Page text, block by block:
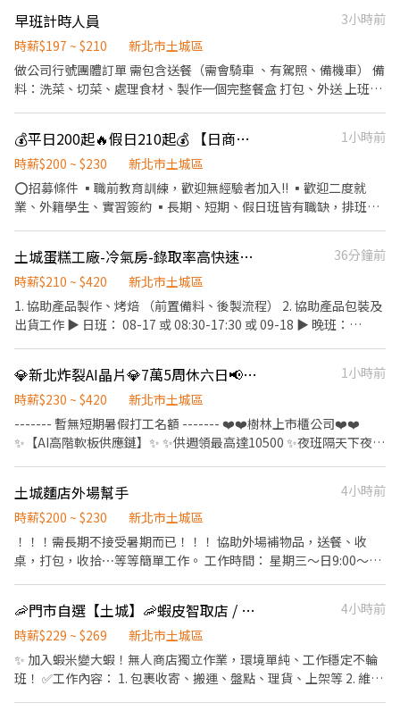
薪資 $229/hr(土城區)+(晚班獎金 20 /夜班獎金 40) ✦工作內容-不需
顧客服務 1.包裹搬運、理貨(搬物流箱10~15公斤不等) 2.維持門市作
業區環境、清潔 3.配合單日跑點(1~5間門市) 🔔需自備機車、駕照 ✦
工作時間 (日排2~5hr依實際情況而定) ⭕缺額門市、班別如下方⭕
班 --------------------------- 【✔️有人店(一般門市)✔️】 ✦工作薪資
$216/hr(土城區) ✦工作內容- (提供完整教育訓練及店面實習) 1.負
支援佳(兼職可不調店) ✦工作時間 ⭕缺額門市、班別如下方⭕ 固定
早班 10:30-17:30 (平日4-6H/假日6-8H) 固定晚班❶16:15-22:45
❷18:45-22:45（一週至少2天16:15起班） ✦排班方式 含假日周排
班3-5天班 ----------------------------- ▶工作地點 (可自選門店) 缺
晚、假日早、假日晚) ☀️土城金安 - 智取店 土城區金安街36號1樓(缺
早、晚、假日早、假日晚) ☀️土城裕生 - 智取店 土城區裕生路28號
(缺早、晚、假日早、假日晚) ✔️土城中正店 土城區中正路67巷20號
1樓(缺早、晚) ✔️土城立仁店 土城區立仁街6號1樓(缺早、晚) ✔️土城
明德店 土城區明德路一段309號1樓(缺早、晚) ✔️土城學府店 土城區
學府路一段91號1樓(缺早、晚)
早班計時人員
3小時前
時薪$197 ~ $210
新北市土城區
做公司行號團體訂單 需包含送餐（需會騎車 、有駕照、備機車） 備
料：洗菜、切菜、處理食材、製作一個完整餐盒 打包、外送 上班時
💰平日200起🔥假日210起💰 【日商壽司郎】土城日月光店-兼職人員🌟歡迎二度就業、短期兼職、長期兼職🌟
1小時前
時薪$200 ~ $230
新北市土城區
⭕招募條件 ▪職前教育訓練，歡迎無經驗者加入!! ▪歡迎二度就
業、外籍學生、實習簽約 ▪長期、短期、假日班皆有職缺，排班彈
期活動競賽獎金 ▪一年4次考核及調薪 ▪加班費5分鐘為單位計算
⭕工作內容 ▪內場 商品進貨、準備、整理→料理製作→提供餐點→
餐具清洗→庫存盤點、出貨 等 ⭕企業魅力 ▪「以人為本」注重團
隊合作及交流，採納同仁的意見，提升參與感 ▪除學習到日本商業
力及成果將有升遷加薪的機會 ▪享有完善的福利制度，加班費為5
分鐘為單位計算，重視員工的辛勤付出 ▪計畫拓展全台灣，讓更多
土城蛋糕工廠-冷氣房-錄取率高快速上班-免經驗
36分鐘前
時薪$210 ~ $420
新北市土城區
1. 協助產品製作、烤焙 （前置備料、後製流程） 2. 協助產品包裝及
出貨工作 ▶️ 日班： 08-17 或 08:30-17:30 或 09-18 ▶️ 晚班：
💎新北炸裂AI晶片💎7萬5周休六日📢周領高達10500💰夜班隔天下夜【體檢補助】
1小時前
時薪$230 ~ $420
新北市土城區
------- 暫無短期暑假打工名額 ------- ❤️❤️樹林上市櫃公司❤️❤️
✨【AI高階軟板供應鏈】✨ ✨供週領最高達10500 ✨夜班隔天下夜 ✨
公車直達廠區＜樹林中學站＞ 樹林火車站步行10分鐘
─────────────────── ❤️【工作地點】樹林博
愛街(近樹林火車站、樹林高中) ❤️【主要產品】5G產業 無線充電盤
藍芽耳機 ❤️【工作內容】機台操作 組裝 品檢 ❤️【休息時間】上下
❤️夜班19:50-05:10 時薪250/H $44,000-$75,900
─────────────────── 📲應徵方式： ✦高薪職
好友： https://lin.ee/o0sJSJk ☎️預約專線：0965-236580
土城麵店外場幫手
4小時前
時薪$200 ~ $230
新北市土城區
！！！需長期不接受暑期而已！！！ 協助外場補物品，送餐、收
桌，打包，收拾⋯等等簡單工作。 工作時間： 星期三～日9:00～
🦐門市自選【土城】🦐蝦皮智取店 / 免經驗、快速報到 💰時薪 229-269
4小時前
時薪$229 ~ $269
新北市土城區
✨ 加入蝦米變大蝦！無人商店獨立作業，環境單純、工作穩定不輪
班！ ✅工作內容： 1. 包裹收寄、搬運、盤點、理貨、上架等 2. 維持